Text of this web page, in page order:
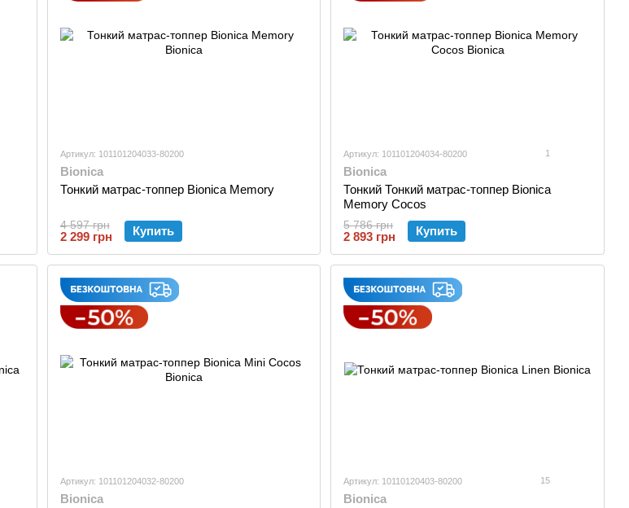
Артикул: 101101204033-80200
Bionica
Тонкий матрас-топпер Bionica Memory
4 597 грн
2 299 грн Купить
Артикул: 101101204034-80200 1
Bionica
Тонкий Тонкий матрас-топпер Bionica
Memory Cocos
5 786 грн
2 893 грн Купить
Артикул: 101101204032-80200
Bionica
Артикул: 10110120403-80200 15
Bionica